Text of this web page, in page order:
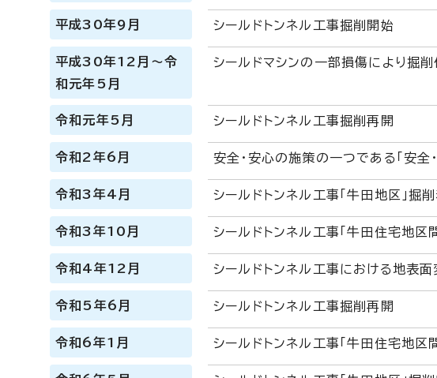
平成30年9月 シールドトンネル工事掘削開始
平成30年12月～令
和元年5月
シールドマシンの一部損傷により掘
令和元年5月 シールドトンネル工事掘削再開
令和2年6月 安全・安心の施策の一つである「安全
令和3年4月 シールドトンネル工事「牛田地区」掘
令和3年10月 シールドトンネル工事「牛田住宅地区
令和4年12月 シールドトンネル工事における地表
令和5年6月 シールドトンネル工事掘削再開
令和6年1月 シールドトンネル工事「牛田住宅地区